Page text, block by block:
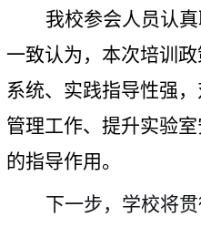
我校参会人员认
一致认为，本次培训
系统、实践指导性强
管理工作、提升实验
的指导作用。
下一步，学校将